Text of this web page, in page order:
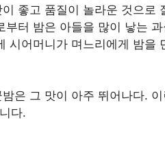
좋고 품질이 놀라운 것으로
터 밤은 아들을 많이 낳는
시어머니가 며느리에게 밤을
은 그 맛이 아주 뛰어나다. 이
다.